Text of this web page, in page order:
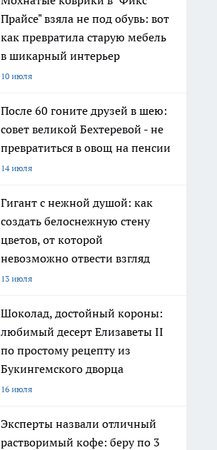
Прайсе" взяла не под обувь: вот
как превратила старую мебель
в шикарный интерьер
10 июля
После 60 гоните друзей в шею:
совет великой Бехтеревой - не
превратиться в овощ на пенсии
14 июля
Гигант с нежной душой: как
создать белоснежную стену
цветов, от которой
невозможно отвести взгляд
13 июля
Шоколад, достойный короны:
любимый десерт Елизаветы II
по простому рецепту из
Букингемского дворца
16 июля
Эксперты назвали отличный
растворимый кофе: беру по 3